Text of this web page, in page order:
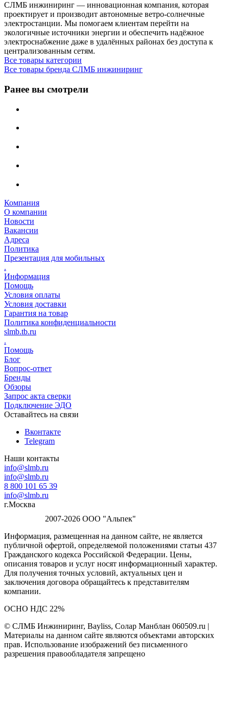
СЛМБ инжиниринг — инновационная компания, которая
проектирует и производит автономные ветро‑солнечные
электростанции. Мы помогаем клиентам перейти на
экологичные источники энергии и обеспечить надёжное
электроснабжение даже в удалённых районах без доступа к
централизованным сетям.
Все товары категории
Все товары бренда СЛМБ инжиниринг
Ранее вы смотрели
Компания
О компании
Новости
Вакансии
Адреса
Политика
Презентация для мобильных
.
Информация
Помощь
Условия оплаты
Условия доставки
Гарантия на товар
Политика конфиденциальности
slmb.tb.ru
.
Помощь
Блог
Вопрос-ответ
Бренды
Обзоры
Запрос акта сверки
Подключение ЭДО
Оставайтесь на связи
Вконтакте
Telegram
Наши контакты
info@slmb.ru
info@slmb.ru
8 800 101 65 39
info@slmb.ru
г.Москва
2007-2026 ООО "Альпек"
Информация, размещенная на данном сайте, не является
публичной офертой, определяемой положениями статьи 437
Гражданского кодекса Российской Федерации. Цены,
описания товаров и услуг носят информационный характер.
Для получения точных условий, актуальных цен и
заключения договора обращайтесь к представителям
компании.
ОСНО НДС 22%
© СЛМБ Инжиниринг, Bayliss, Солар Манблан 060509.ru |
Материалы на данном сайте являются объектами авторских
прав. Использование изображений без письменного
разрешения правообладателя запрещено